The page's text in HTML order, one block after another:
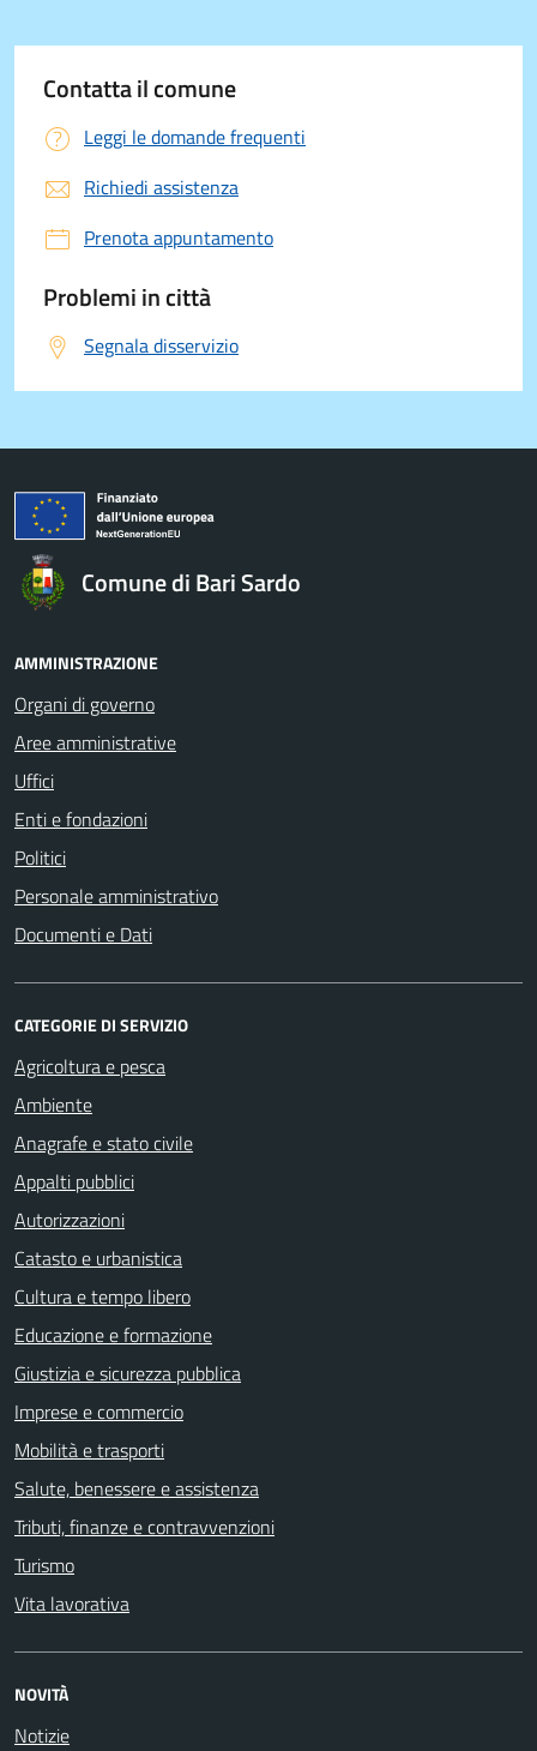
Contatta il comune
Leggi le domande frequenti
Richiedi assistenza
Prenota appuntamento
Problemi in città
Segnala disservizio
Comune di Bari Sardo
AMMINISTRAZIONE
Organi di governo
Aree amministrative
Uffici
Enti e fondazioni
Politici
Personale amministrativo
Documenti e Dati
CATEGORIE DI SERVIZIO
Agricoltura e pesca
Ambiente
Anagrafe e stato civile
Appalti pubblici
Autorizzazioni
Catasto e urbanistica
Cultura e tempo libero
Educazione e formazione
Giustizia e sicurezza pubblica
Imprese e commercio
Mobilità e trasporti
Salute, benessere e assistenza
Tributi, finanze e contravvenzioni
Turismo
Vita lavorativa
NOVITÀ
Notizie